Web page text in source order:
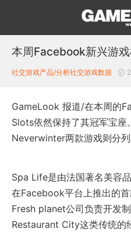
本周Facebook新兴游戏
社交游戏产品/分析社交游戏数据
GameLook 报道/在本周的
Slots依然保持了其冠军宝
Neverwinter两款游戏则分列
Spa Life是由法国著名美容
在Facebook平台上推出的
Fresh planet公司负责开发
Restaurant City这类传统的